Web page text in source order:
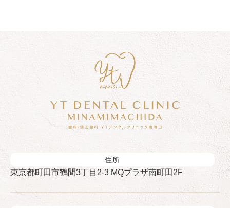
住所
東京都町田市鶴間3丁目2-3 MQプラザ南町田2F